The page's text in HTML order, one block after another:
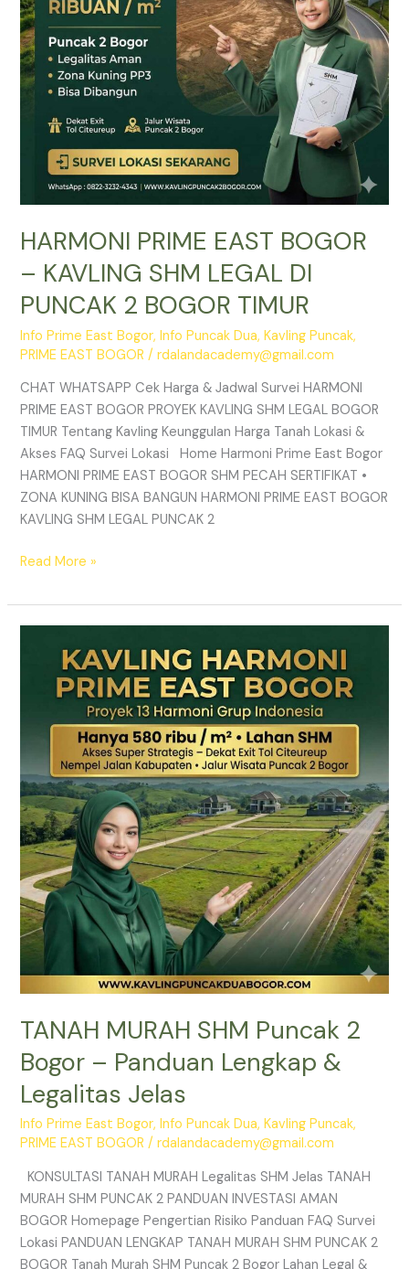
HARMONI PRIME EAST BOGOR
– KAVLING SHM LEGAL DI
PUNCAK 2 BOGOR TIMUR
Info Prime East Bogor,Info Puncak Dua,Kavling Puncak,
PRIME EAST BOGOR /rdalandacademy@gmail.com
CHAT WHATSAPP Cek Harga & Jadwal Survei HARMONI
PRIME EAST BOGOR PROYEK KAVLING SHM LEGAL BOGOR
TIMUR Tentang Kavling Keunggulan Harga Tanah Lokasi &
Akses FAQ Survei Lokasi Home Harmoni Prime East Bogor
HARMONI PRIME EAST BOGOR SHM PECAH SERTIFIKAT •
ZONA KUNING BISA BANGUN HARMONI PRIME EAST BOGOR
KAVLING SHM LEGAL PUNCAK 2
DI
PUNCAK
2
BOGOR
Read More »
TANAH MURAH SHM Puncak 2
Bogor – Panduan Lengkap &
Legalitas Jelas
Info Prime East Bogor,Info Puncak Dua,Kavling Puncak,
PRIME EAST BOGOR /rdalandacademy@gmail.com
KONSULTASI TANAH MURAH Legalitas SHM Jelas TANAH
MURAH SHM PUNCAK 2 PANDUAN INVESTASI AMAN
BOGOR Homepage Pengertian Risiko Panduan FAQ Survei
Lokasi PANDUAN LENGKAP TANAH MURAH SHM PUNCAK 2
BOGOR Tanah Murah SHM Puncak 2 Bogor Lahan Legal &
MURAH
Puncak
Panduan
Lengkap
&
Legalitas
Jelas